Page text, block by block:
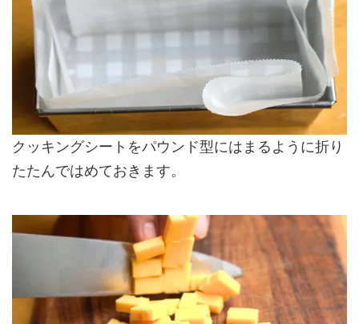
クッキングシートをパウンド型にはまるように折り
たたんではめておきます。